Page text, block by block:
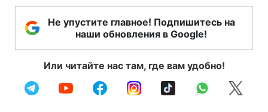
Не упустите главное! Подпишитесь на
наши обновления в Google!
Или читайте нас там, где вам удобно!